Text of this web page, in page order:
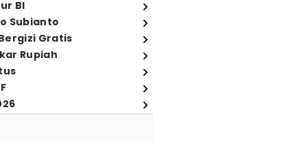
BI
Subianto
Gratis
Rupiah